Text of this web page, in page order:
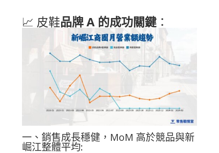
📈 皮鞋品牌 A 的成功關鍵：
一、銷售成長穩健，MoM 高於競品與新
崛江整體平均: